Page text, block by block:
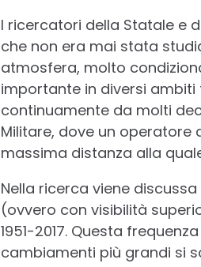
I ricercatori della Statale e
che non era mai stata
atmosfera, molto
importante in diversi
continuamente da molti
Militare, dove un operatore
massima distanza alla
Nella ricerca viene
(ovvero con visibilità
1951-2017. Questa
cambiamenti più grandi si